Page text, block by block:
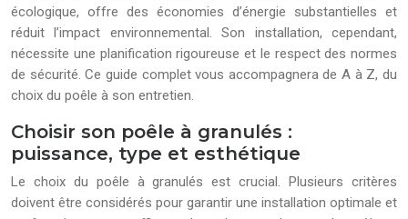
écologique, offre des économies d’énergie substantielles et
réduit l’impact environnemental. Son installation, cependant,
nécessite une planification rigoureuse et le respect des normes
de sécurité. Ce guide complet vous accompagnera de A à Z, du
choix du poêle à son entretien.
Choisir son poêle à granulés :
puissance, type et esthétique
Le choix du poêle à granulés est crucial. Plusieurs critères
doivent être considérés pour garantir une installation optimale et